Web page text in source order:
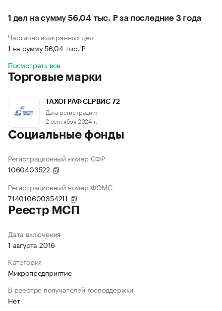
1 дел на сумму 56,04 тыс. ₽ за последние 3 года
Частично выигранных дел
1 на сумму 56,04 тыс. ₽
Посмотреть все
Торговые марки
ТАХОГРАФ СЕРВИС 72
Дата регистрации:
2 сентября 2024 г.
Социальные фонды
Регистрационный номер СФР
1060403522
Регистрационный номер ФОМС
714010600354211
Реестр МСП
Дата включения
1 августа 2016
Категория
Микропредприятие
В реестре получателей господдержки
Нет